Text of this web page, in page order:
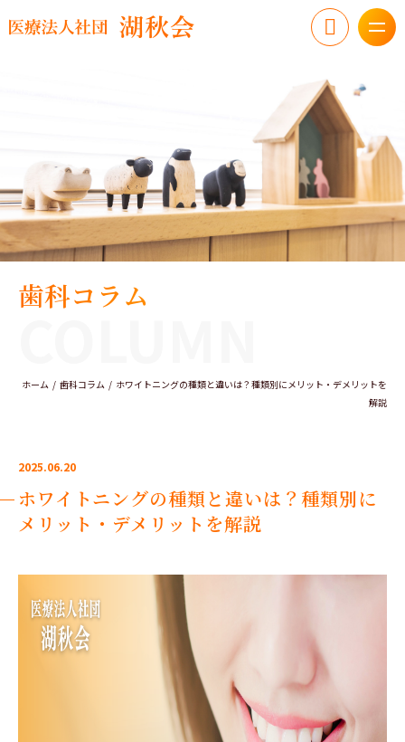
歯科コラム
ホーム 歯科コラム
ホワイトニングの種類と違いは？種類別にメリット・デメリットを
解説
2025.06.20
ホワイトニングの種類と違いは？種類別に
メリット・デメリットを解説